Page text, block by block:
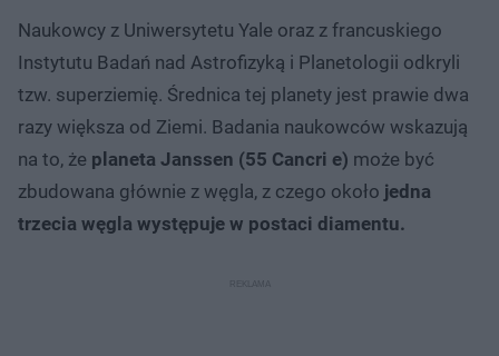
Naukowcy z Uniwersytetu Yale oraz z francuskiego
Instytutu Badań nad Astrofizyką i Planetologii odkryli
tzw. superziemię. Średnica tej planety jest prawie dwa
razy większa od Ziemi. Badania naukowców wskazują
na to, że planeta Janssen (55 Cancri e) może być
zbudowana głównie z węgla, z czego około jedna
trzecia węgla występuje w postaci diamentu.